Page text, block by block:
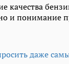
качества
и понимание
даже